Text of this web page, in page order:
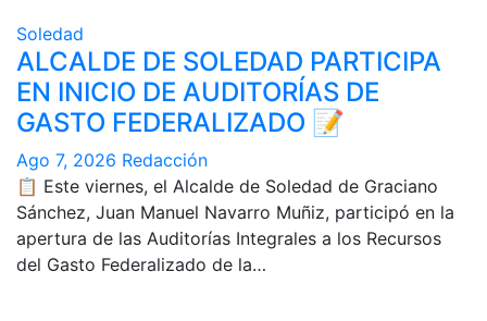
Soledad
ALCALDE DE SOLEDAD PARTICIPA
EN INICIO DE AUDITORÍAS DE
GASTO FEDERALIZADO 📝
Ago 7, 2026 Redacción
📋 Este viernes, el Alcalde de Soledad de Graciano
Sánchez, Juan Manuel Navarro Muñiz, participó en la
apertura de las Auditorías Integrales a los Recursos
del Gasto Federalizado de la…